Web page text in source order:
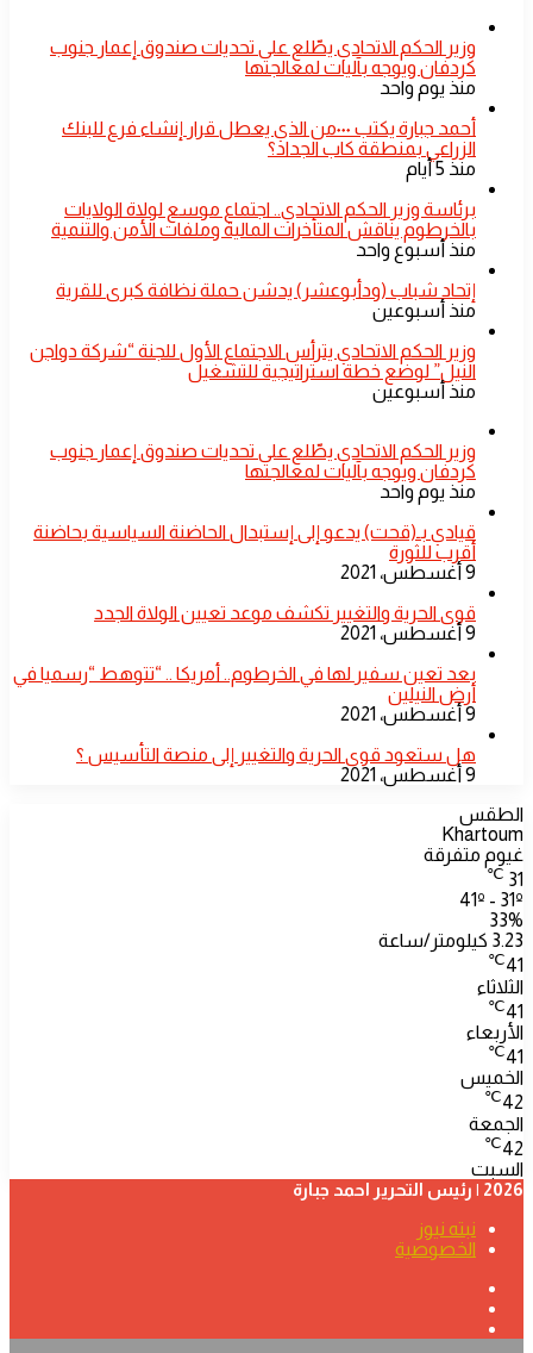
​وزير الحكم الاتحادي يطّلع على تحديات صندوق إعمار جنوب
كردفان ويوجه بآليات لمعالجتها
منذ يوم واحد
أحمد جبارة يكتب ٠٠٠من الذي يعطل قرار إنشاء فرع للبنك
الزراعي بمنطقة كاب الجداد؟
منذ 5 أيام
​برئاسة وزير الحكم الاتحادي.. اجتماع موسع لولاة الولايات
بالخرطوم يناقش المتأخرات المالية وملفات الأمن والتنمية
منذ أسبوع واحد
إتحاد شباب (ودأبوعشر) يدشن حملة نظافة كبرى للقرية
منذ أسبوعين
وزير الحكم الاتحادي يترأس الاجتماع الأول للجنة “شركة دواجن
النيل” لوضع خطة استراتيجية للتشغيل
منذ أسبوعين
​وزير الحكم الاتحادي يطّلع على تحديات صندوق إعمار جنوب
كردفان ويوجه بآليات لمعالجتها
منذ يوم واحد
قيادي بـ(قحت) يدعو إلى إستبدال الحاضنة السياسية بحاضنة
أقرب للثورة
9 أغسطس، 2021
قوى الحرية والتغيير تكشف موعد تعيين الولاة الجدد
9 أغسطس، 2021
بعد تعين سفير لها في الخرطوم.. أمريكا .. “تتوهط “رسميا في
أرض النيلين
9 أغسطس، 2021
هل ستعود قوى الحرية والتغيير إلى منصة التأسيس ؟
9 أغسطس، 2021
الطقس
Khartoum
غيوم متفرقة
31
℃
41º - 31º
33%
3.23 كيلومتر/ساعة
41
℃
الثلاثاء
41
℃
الأربعاء
41
℃
الخميس
42
℃
الجمعة
42
℃
السبت
2026 | رئيس التحرير احمد جبارة
نبته نيوز
الخصوصية